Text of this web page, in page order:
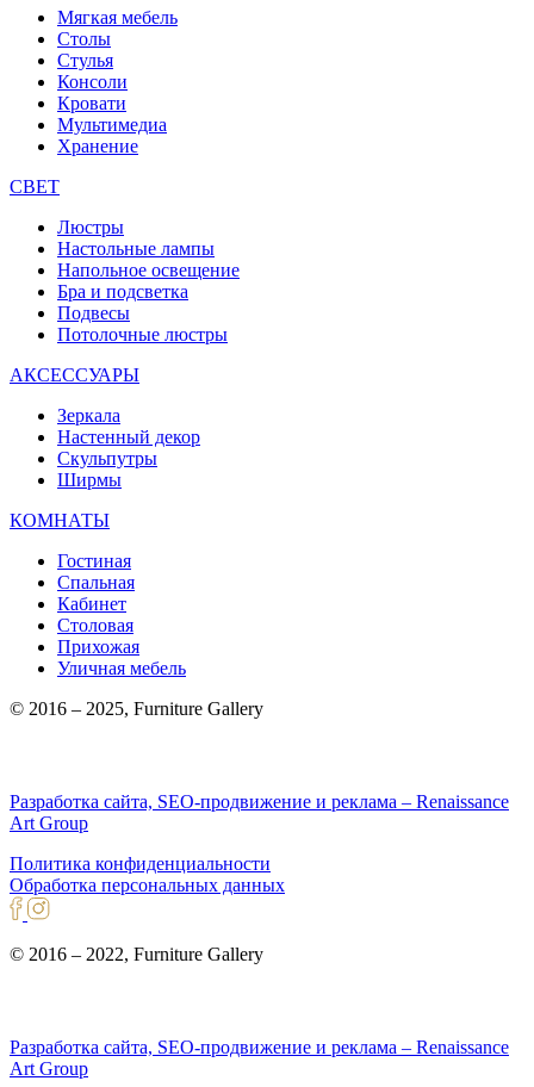
Мягкая мебель
Столы
Стулья
Консоли
Кровати
Мультимедиа
Хранение
СВЕТ
Люстры
Настольные лампы
Напольное освещение
Бра и подсветка
Подвесы
Потолочные люстры
АКСЕССУАРЫ
Зеркала
Настенный декор
Скульпутры
Ширмы
КОМНАТЫ
Гостиная
Спальная
Кабинет
Столовая
Прихожая
Уличная мебель
© 2016 – 2025, Furniture Gallery
Разработка сайта, SEO-продвижение и реклама – Renaissance
Art Group
Политика конфиденциальности
Обработка персональных данных
© 2016 – 2022, Furniture Gallery
Разработка сайта, SEO-продвижение и реклама – Renaissance
Art Group